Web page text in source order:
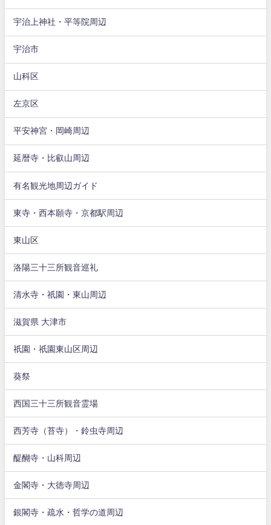
宇治上神社・平等院周辺
宇治市
山科区
左京区
平安神宮・岡崎周辺
延暦寺・比叡山周辺
有名観光地周辺ガイド
東寺・西本願寺・京都駅周辺
東山区
洛陽三十三所観音巡礼
清水寺・祇園・東山周辺
滋賀県 大津市
祇園・祇園東山区周辺
葵祭
西国三十三所観音霊場
西芳寺（苔寺）・鈴虫寺周辺
醍醐寺・山科周辺
金閣寺・大徳寺周辺
銀閣寺・疏水・哲学の道周辺